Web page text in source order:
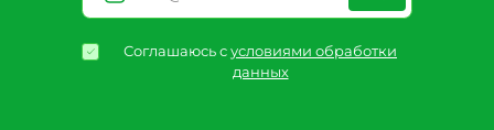
Соглашаюсь сусловиями обработки
данных